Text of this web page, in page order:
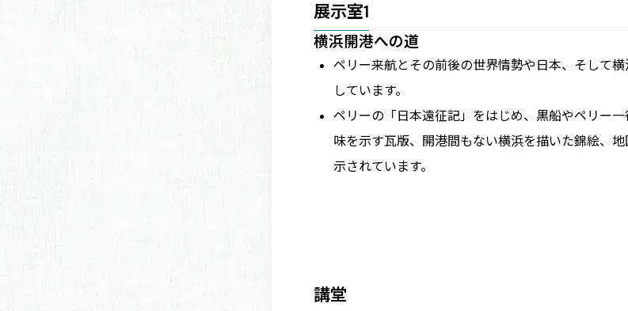
展示室1
横浜開港への道
ペリー来航とその前後の世界情勢や日本、そして
しています。
ペリーの「日本遠征記」をはじめ、黒船やペリー
味を示す瓦版、開港間もない横浜を描いた錦絵、
示されています。
講堂